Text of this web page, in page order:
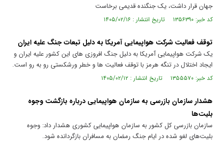
جهان قرار داشت، یک جنگنده قدیمی برخاست
کد خبر: ۱۳۵۶۳۹۰ تاریخ انتشار : ۱۴۰۵/۰۲/۱۶
توقف فعالیت شرکت هواپیمایی آمریکا به دلیل تبعات جنگ علیه ایران
یک شرکت هواپیمایی آمریکا به دلیل جنگ افروزی های این کشور علیه ایران و
ایجاد اختلال در تنگه هرمز با توقف فعالیت ها و خطر ورشکستی رو به رو است.
کد خبر: ۱۳۵۵۵۷۰ تاریخ انتشار : ۱۴۰۵/۰۲/۱۲
هشدار سازمان بازرسی به سازمان هواپیمایی درباره بازگشت وجوه
بلیت‌ها
سازمان بازرسی کل کشور به سازمان هواپیمایی کشوری هشدار داد: وجوه
بلیت‌های لغو شده در ایام جنگ رمضان به مسافران بازگردانده شود.